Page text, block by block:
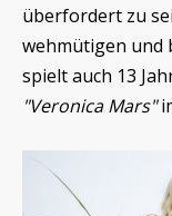
überfordert zu
wehmütigen und
spielt auch 13
"Veronica Mars"